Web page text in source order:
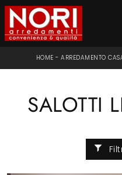
HOME - ARREDAMENTO
SALOTTI